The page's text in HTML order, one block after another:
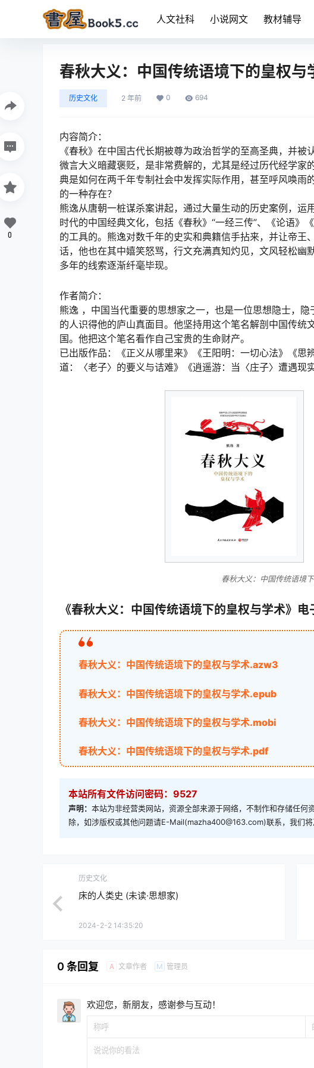
人文社科 小说网文 教材辅导
春秋大义：中国传统语境下的皇权与
历史文化 2 年前 0 694
内容简介：
《春秋》在中国古代长期被尊为政治哲学的至高圣典，并
微言大义暗藏褒贬，是非常费解的，尤其是经过历代经学家
典是如何在两千年专制社会中发挥实际作用，甚至呼风唤雨
的一种存在？
熊逸从唐朝一桩谋杀案讲起，通过大量生动的历史案例，运
时代的中国经典文化，包括《春秋》“一经三传”、《论语》
的工具的。熊逸对数千年的史实和典籍信手拈来，并让帝
话，他也在其中嬉笑怒骂，行文充满真知灼见，文风轻松幽
多年的线索逐渐纤毫毕现。
作者简介：
熊逸 ，中国当代重要的思想家之一，也是一位思想隐士，
的人识得他的庐山真面目。他坚持用这个笔名解剖中国传统
国。他把这个笔名看作自己宝贵的生命财产。
已出版作品：《正义从哪里来》《王阳明：一切心法》《思
道：〈老子〉的要义与诘难》《逍遥游：当〈庄子〉遭遇现
春秋大义：中国传统语境
《春秋大义：中国传统语境下的皇权与学术》电
春秋大义：中国传统语境下的皇权与学术.azw3
春秋大义：中国传统语境下的皇权与学术.epub
春秋大义：中国传统语境下的皇权与学术.mobi
春秋大义：中国传统语境下的皇权与学术.pdf
本站所有文件访问密码：9527
声明： 本站为非经营类网站，资源全部来源于网络，不制作和存储任何
除，如涉版权或其他问题请E-Mail(mazha400@163.com)联系，我们将
0
历史文化
床的人类史 (未读·思想家)
2024-2-2 14:35:20
0 条回复 A 文章作者 M 管理员
欢迎您，新朋友，感谢参与互动！